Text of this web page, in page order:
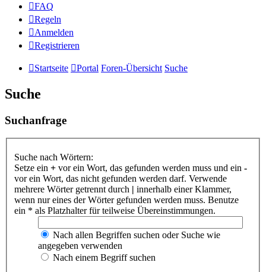
FAQ
Regeln
Anmelden
Registrieren
Startseite Portal Foren-Übersicht Suche
Suche
Suchanfrage
Suche nach Wörtern:
Setze ein + vor ein Wort, das gefunden werden muss und ein -
vor ein Wort, das nicht gefunden werden darf. Verwende
mehrere Wörter getrennt durch | innerhalb einer Klammer,
wenn nur eines der Wörter gefunden werden muss. Benutze
ein * als Platzhalter für teilweise Übereinstimmungen.
Nach allen Begriffen suchen oder Suche wie
angegeben verwenden
Nach einem Begriff suchen